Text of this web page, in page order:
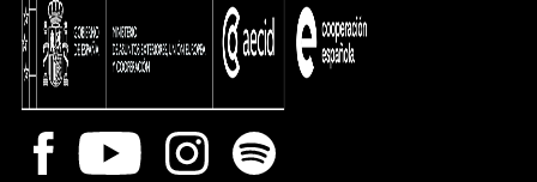
Facebook
Youtube InstagramSpotify